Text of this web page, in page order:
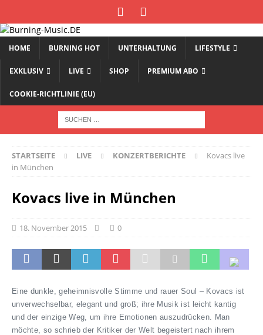
HOME BURNING HOT UNTERHALTUNG LIFESTYLE
EXKLUSIV LIVE SHOP PREMIUM ABO
COOKIE-RICHTLINIE (EU)
STARTSEITE LIVE KONZERTBERICHTE
Kovacs live
in München
Kovacs live in München
18. November 2015 0
Eine dunkle, geheimnisvolle Stimme und rauer Soul – Kovacs ist
unverwechselbar, elegant und groß; ihre Musik ist leicht kantig
und der einzige Weg, um ihre Emotionen auszudrücken. Man
möchte, so schrieb der Kritiker der Welt begeistert nach ihrem